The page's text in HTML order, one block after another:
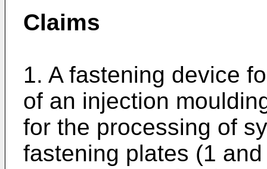
Claims
1. A fastening device
of an injection
for the processing of
fastening plates (1